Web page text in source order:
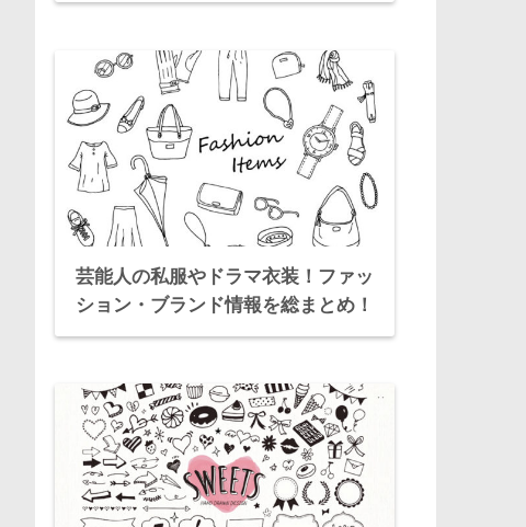
芸能人の私服やドラマ衣装！ファッ
ション・ブランド情報を総まとめ！